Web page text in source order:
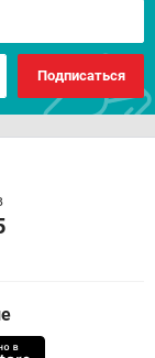
Подписаться